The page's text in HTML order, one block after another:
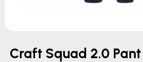
Craft Squad 2.0 Pant